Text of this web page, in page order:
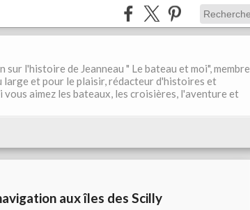
l'histoire de Jeanneau " Le bateau et moi", membre
large et pour le plaisir, rédacteur d'histoires et
aimez les bateaux, les croisières, l'aventure et
aux îles des Scilly